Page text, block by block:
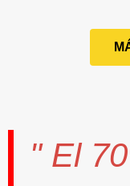
" El